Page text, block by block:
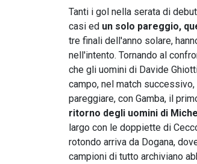
Tanti i gol nella serata di
casi ed un solo pareggio,
tre finali dell'anno solare,
nell'intento. Tornando al
che gli uomini di Davide
campo, nel match successivo,
pareggiare, con Gamba, il
ritorno degli uomini di
largo con le doppiette di
rotondo arriva da Dogana,
campioni di tutto archiviano